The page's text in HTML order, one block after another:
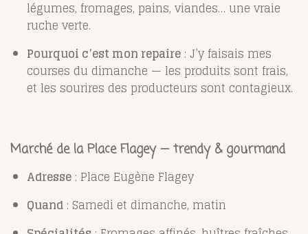
légumes, fromages, pains, viandes… une vraie
ruche verte.
Pourquoi c’est mon repaire : J’y faisais mes
courses du dimanche — les produits sont frais,
et les sourires des producteurs sont contagieux.
Marché de la Place Flagey — trendy & gourmand
Adresse : Place Eugène Flagey
Quand : Samedi et dimanche, matin